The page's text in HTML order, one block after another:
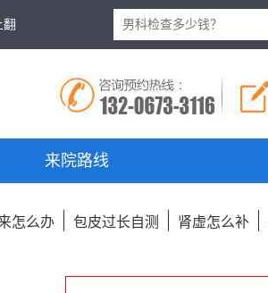
来院路线
怎么办 包皮过长自测 肾虚怎么补